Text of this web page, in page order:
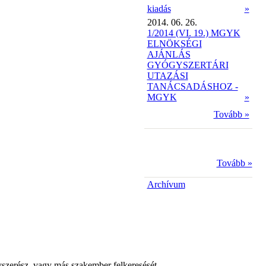
kiadás
»
2014. 06. 26.
1/2014 (VI. 19.) MGYK
ELNÖKSÉGI
AJÁNLÁS
GYÓGYSZERTÁRI
UTAZÁSI
TANÁCSADÁSHOZ -
MGYK
»
Tovább »
Tovább »
Archívum